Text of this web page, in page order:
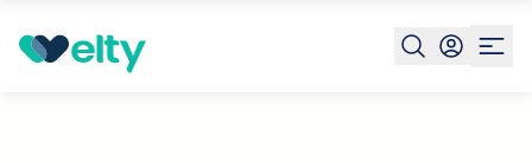
Prenota visita Ecografia Cute E Sottocute